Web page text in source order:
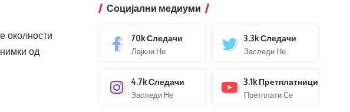
околности
од
Социјални медиуми
70kСледачи
Лајкни Не
3.3kСледачи
Заследи Не
4.7kСледачи
Заследи Не
3.1k Претплатници
Претплати Се